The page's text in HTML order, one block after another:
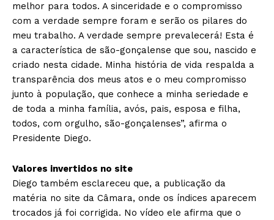
melhor para todos. A sinceridade e o compromisso
com a verdade sempre foram e serão os pilares do
meu trabalho. A verdade sempre prevalecerá! Esta é
a característica de são-gonçalense que sou, nascido e
criado nesta cidade. Minha história de vida respalda a
transparência dos meus atos e o meu compromisso
junto à população, que conhece a minha seriedade e
de toda a minha família, avós, pais, esposa e filha,
todos, com orgulho, são-gonçalenses”, afirma o
Presidente Diego.
Valores invertidos no site
Diego também esclareceu que, a publicação da
matéria no site da Câmara, onde os índices aparecem
trocados já foi corrigida. No vídeo ele afirma que o